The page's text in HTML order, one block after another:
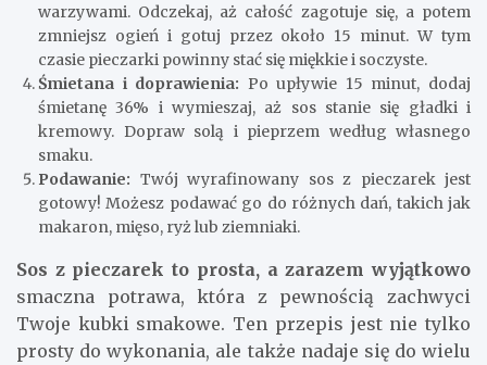
warzywami. Odczekaj, aż całość zagotuje się, a potem
zmniejsz ogień i gotuj przez około 15 minut. W tym
czasie pieczarki powinny stać się miękkie i soczyste.
Śmietana i doprawienia: Po upływie 15 minut, dodaj
śmietanę 36% i wymieszaj, aż sos stanie się gładki i
kremowy. Dopraw solą i pieprzem według własnego
smaku.
Podawanie: Twój wyrafinowany sos z pieczarek jest
gotowy! Możesz podawać go do różnych dań, takich jak
makaron, mięso, ryż lub ziemniaki.
Sos z pieczarek to prosta, a zarazem wyjątkowo
smaczna potrawa, która z pewnością zachwyci
Twoje kubki smakowe. Ten przepis jest nie tylko
prosty do wykonania, ale także nadaje się do wielu